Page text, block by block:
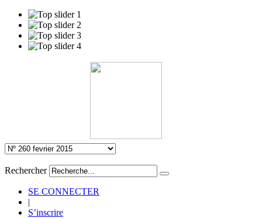
Rechercher
SE CONNECTER
|
S’inscrire